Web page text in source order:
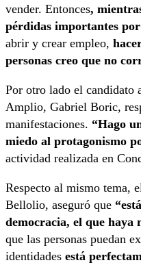
vender. Entonces,
pérdidas importantes
abrir y crear empleo,
personas creo que no
Por otro lado el candidato
Amplio, Gabriel Boric,
manifestaciones. “Hago
miedo al protagonismo
actividad realizada en
Respecto al mismo tema,
Bellolio, aseguró que
democracia, el que haya
que las personas puedan
identidades está